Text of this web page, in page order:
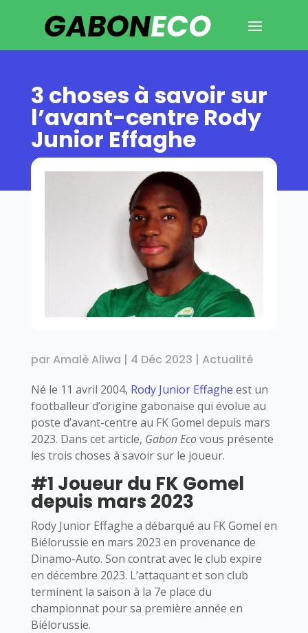
3 choses à savoir sur
l’avant-centre Rody
Junior Effaghe
parAmalè Aliwa | 4 Déc 2023 | Actualité
Né le 11 avril 2004, Rody Junior Effaghe est un
footballeur d’origine gabonaise qui évolue au
poste d’avant-centre au FK Gomel depuis mars
2023. Dans cet article, Gabon Ecovous présente
les trois choses à savoir sur le joueur.
#1 Joueur du FK Gomel
depuis mars 2023
Rody Junior Effaghe a débarqué au FK Gomel en
Biélorussie en mars 2023 en provenance de
Dinamo-Auto. Son contrat avec le club expire
en décembre 2023. L’attaquant et son club
terminent la saison à la 7e place du
championnat pour sa première année en
Biélorussie.